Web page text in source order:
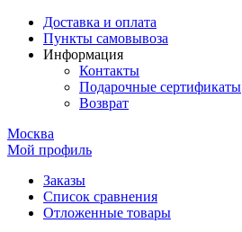
Доставка и оплата
Пункты самовывоза
Информация
Контакты
Подарочные сертификаты
Возврат
Москва
Мой профиль
Заказы
Список сравнения
Отложенные товары